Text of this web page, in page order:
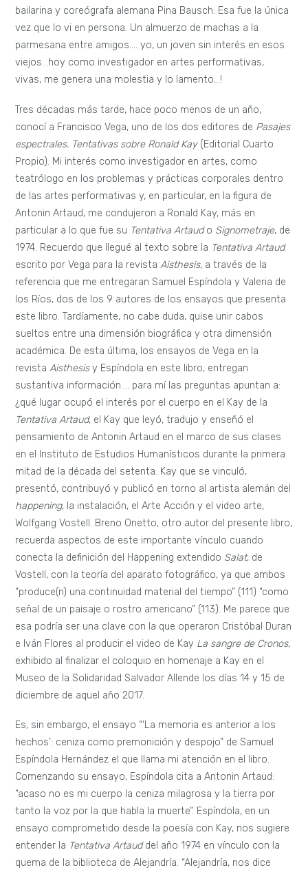
bailarina y coreógrafa alemana Pina Bausch. Esa fue la única
vez que lo vi en persona. Un almuerzo de machas a la
parmesana entre amigos…. yo, un joven sin interés en esos
viejos…hoy como investigador en artes performativas,
vivas, me genera una molestia y lo lamento…!
Tres décadas más tarde, hace poco menos de un año,
conocí a Francisco Vega, uno de los dos editores de Pasajes
espectrales. Tentativas sobre Ronald Kay(Editorial Cuarto
Propio). Mi interés como investigador en artes, como
teatrólogo en los problemas y prácticas corporales dentro
de las artes performativas y, en particular, en la figura de
Antonin Artaud, me condujeron a Ronald Kay, más en
particular a lo que fue su Tentativa Artaudo Signometraje, de
1974. Recuerdo que llegué al texto sobre la Tentativa Artaud
escrito por Vega para la revistaAisthesis, a través de la
referencia que me entregaran Samuel Espíndola y Valeria de
los Ríos, dos de los 9 autores de los ensayos que presenta
este libro. Tardíamente, no cabe duda, quise unir cabos
sueltos entre una dimensión biográfica y otra dimensión
académica. De esta última, los ensayos de Vega en la
revistaAisthesisy Espíndola en este libro, entregan
sustantiva información…. para mí las preguntas apuntan a:
¿qué lugar ocupó el interés por el cuerpo en el Kay de la
Tentativa Artaud, el Kay que leyó, tradujo y enseñó el
pensamiento de Antonin Artaud en el marco de sus clases
en el Instituto de Estudios Humanísticos durante la primera
mitad de la década del setenta. Kay que se vinculó,
presentó, contribuyó y publicó en torno al artista alemán del
happening, la instalación, el Arte Acción y el video arte,
Wolfgang Vostell. Breno Onetto, otro autor del presente libro,
recuerda aspectos de este importante vínculo cuando
conecta la definición del Happening extendido Salat, de
Vostell, con la teoría del aparato fotográfico, ya que ambos
“produce(n) una continuidad material del tiempo” (111) “como
señal de un paisaje o rostro americano” (113). Me parece que
esa podría ser una clave con la que operaron Cristóbal Duran
e Iván Flores al producir el video de Kay La sangre de Cronos,
exhibido al finalizar el coloquio en homenaje a Kay en el
Museo de la Solidaridad Salvador Allende los días 14 y 15 de
diciembre de aquel año 2017.
Es, sin embargo, el ensayo “‘La memoria es anterior a los
hechos’: ceniza como premonición y despojo” de Samuel
Espíndola Hernández el que llama mi atención en el libro.
Comenzando su ensayo, Espíndola cita a Antonin Artaud:
“acaso no es mi cuerpo la ceniza milagrosa y la tierra por
tanto la voz por la que habla la muerte”. Espíndola, en un
ensayo comprometido desde la poesía con Kay, nos sugiere
entender la Tentativa Artauddel año 1974 en vínculo con la
quema de la biblioteca de Alejandría. “Alejandría, nos dice